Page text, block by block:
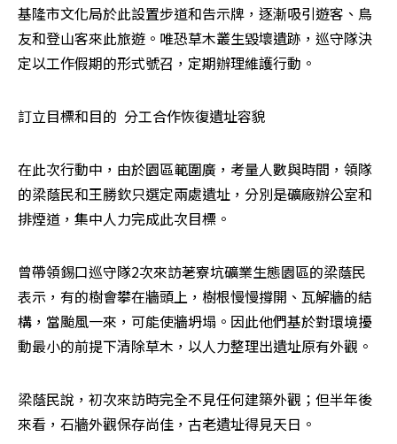
基隆市文化局於此設置步道和告示牌，逐漸吸引遊客、鳥
友和登山客來此旅遊。唯恐草木叢生毀壞遺跡，巡守隊決
定以工作假期的形式號召，定期辦理維護行動。
訂立目標和目的  分工合作恢復遺址容貌
在此次行動中，由於園區範圍廣，考量人數與時間，領隊
的梁蔭民和王勝欽只選定兩處遺址，分別是礦廠辦公室和
排煙道，集中人力完成此次目標。
曾帶領錫口巡守隊2次來訪荖寮坑礦業生態園區的梁蔭民
表示，有的樹會攀在牆頭上，樹根慢慢撐開、瓦解牆的結
構，當颱風一來，可能使牆坍塌。因此他們基於對環境擾
動最小的前提下清除草木，以人力整理出遺址原有外觀。
梁蔭民說，初次來訪時完全不見任何建築外觀；但半年後
來看，石牆外觀保存尚佳，古老遺址得見天日。